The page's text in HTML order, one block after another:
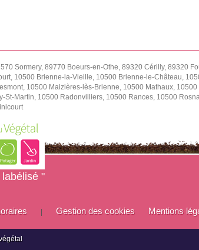
Sormery, 89770 Boeurs-en-Othe, 89320 Cérilly, 89320
10500 Brienne-la-Vieille, 10500 Brienne-le-Château,
10500 Maizières-lès-Brienne, 10500 Mathaux, 10500
Martin, 10500 Radonvilliers, 10500 Rances, 10500
"
Gestion des cookies Mentions